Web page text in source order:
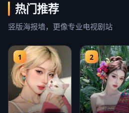
热门推荐
竖版海报墙，更像专业电视剧站
1 2